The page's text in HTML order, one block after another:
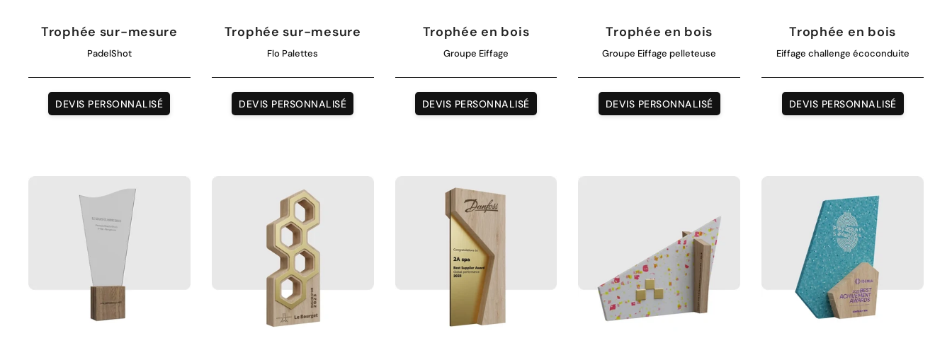
Trophée sur-mesure
PadelShot
DEVIS PERSONNALISÉ
Trophée sur-mesure
Flo Palettes
DEVIS PERSONNALISÉ
Trophée en bois
Groupe Eiffage
DEVIS PERSONNALISÉ
Trophée en bois
Groupe Eiffage pelleteuse
DEVIS PERSONNALISÉ
Trophée en bois
Eiffage challenge écoconduite
DEVIS PERSONNALISÉ